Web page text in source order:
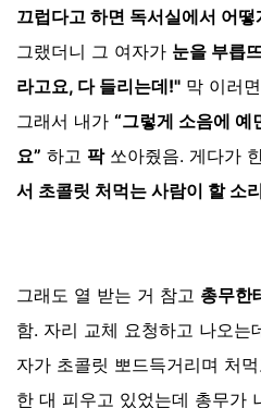
끄럽다고 하면 독서실에서 어
그랬더니 그 여자가 눈을 부릅
라고요, 다 들리는데!" 막 이러
그래서 내가 “그렇게 소음에 예
요” 하고 팍쏘아줬음. 게다가
서 초콜릿 처먹는 사람이 할 소
그래도 열 받는 거 참고 총무한
함. 자리 교체 요청하고 나오는
자가 초콜릿 뽀드득거리며 처
한 대 피우고 있었는데 총무가